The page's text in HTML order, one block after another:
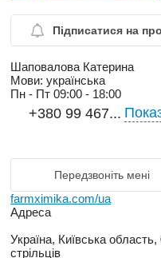
Підписатися на
Шаповалова Катерина
Мови: українська
Пн - Пт 09:00 - 18:00
+380 99 467...
Передзвоніть мені
farmximika.com/ua
Адреса
Україна, Київська
стрільців